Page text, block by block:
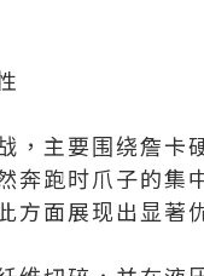
，主要围绕詹卡
奔跑时爪子的
方面展现出显著